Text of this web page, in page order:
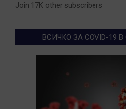
Join 17K other subscribers
ВСИЧКО ЗА COVID-19